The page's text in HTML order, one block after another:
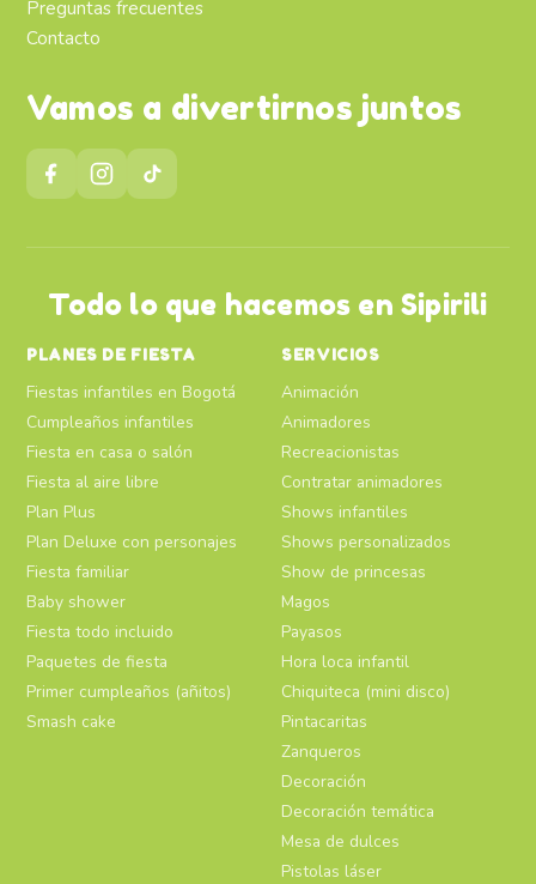
Preguntas frecuentes
Contacto
Vamos a divertirnos juntos
Todo lo que hacemos en Sipirili
PLANES DE FIESTA
Fiestas infantiles en Bogotá
Cumpleaños infantiles
Fiesta en casa o salón
Fiesta al aire libre
Plan Plus
Plan Deluxe con personajes
Fiesta familiar
Baby shower
Fiesta todo incluido
Paquetes de fiesta
Primer cumpleaños (añitos)
Smash cake
SERVICIOS
Animación
Animadores
Recreacionistas
Contratar animadores
Shows infantiles
Shows personalizados
Show de princesas
Magos
Payasos
Hora loca infantil
Chiquiteca (mini disco)
Pintacaritas
Zanqueros
Decoración
Decoración temática
Mesa de dulces
Pistolas láser